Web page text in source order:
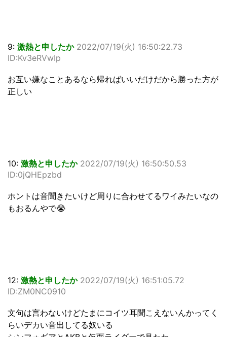
9: 激熱と申したか 2022/07/19(火) 16:50:22.73
ID:Kv3eRVwIp
お互い嫌なことあるなら帰ればいいだけだから勝った方が
正しい
10: 激熱と申したか 2022/07/19(火) 16:50:50.53
ID:0jQHEpzbd
ホントは音聞きたいけど周りに合わせてるワイみたいなの
もおるんやで😭
12: 激熱と申したか 2022/07/19(火) 16:51:05.72
ID:ZM0NC0910
文句は言わないけどたまにコイツ耳聞こえないんかってく
らいデカい音出してる奴いる